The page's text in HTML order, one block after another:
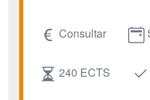
Consultar
240 ECTS